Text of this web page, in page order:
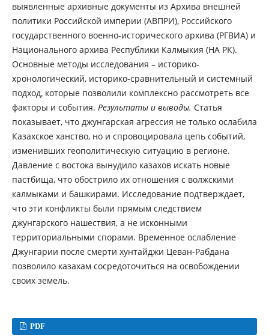
выявленные архивные документы из Архива внешней
политики Российской империи (АВПРИ), Российского
государственного военно-исторического архива (РГВИА) и
Национального архива Республики Калмыкия (НА РК).
Основные методы исследования – историко-
хронологический, историко-сравнительный и системный
подход, которые позволили комплексно рассмотреть все
факторы и события. Результаты и выводы. Статья
показывает, что джунгарская агрессия не только ослабила
Казахское ханство, но и спровоцировала цепь событий,
изменивших геополитическую ситуацию в регионе.
Давление с востока вынудило казахов искать новые
пастбища, что обострило их отношения с волжскими
калмыками и башкирами. Исследование подтверждает,
что эти конфликты были прямым следствием
джунгарского нашествия, а не исконными
территориальными спорами. Временное ослабление
Джунгарии после смерти хунтайджи Цеван-Рабдана
позволило казахам сосредоточиться на освобождении
своих земель.
PDF